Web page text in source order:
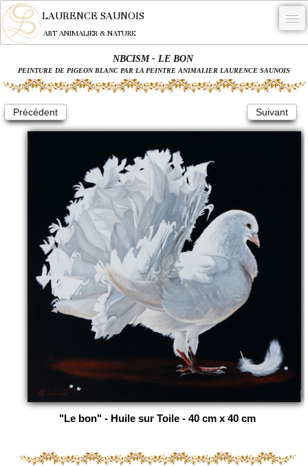
LAURENCE SAUNOIS
ART ANIMALIER & NATURE
-
NYMPHEUS LUMINANSIS.
OEUVRES
COMMANDE
L'ARTISTE.
NEWS
CONTACT
Français
NBCISM - LE BON
PEINTURE DE PIGEON BLANC PAR LA PEINTRE ANIMALIER LAURENCE SAUNOIS
Précédent Suivant
"Le bon" - Huile sur Toile - 40 cm x 40 cm